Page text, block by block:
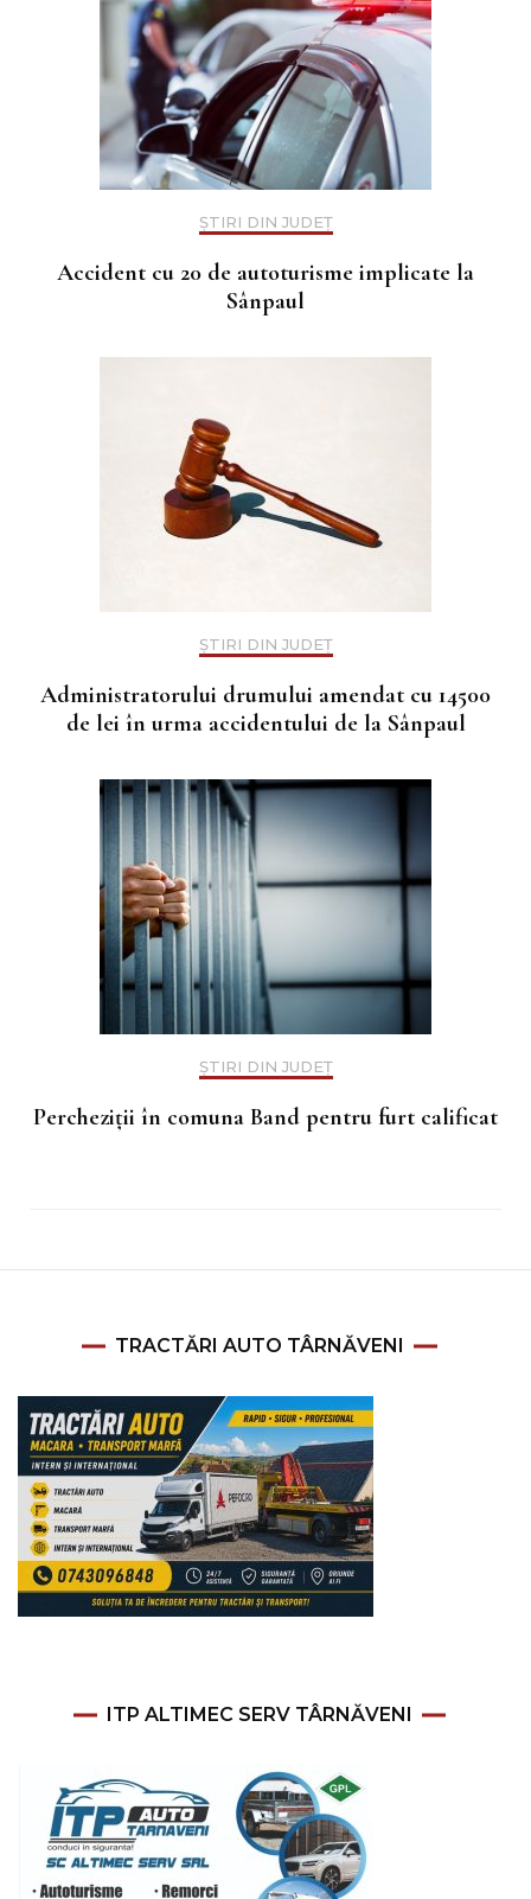
ȘTIRI DIN JUDEȚ
Accident cu 20 de autoturisme implicate la
Sânpaul
ȘTIRI DIN JUDEȚ
Administratorului drumului amendat cu 14500
de lei în urma accidentului de la Sânpaul
ȘTIRI DIN JUDEȚ
Percheziții în comuna Band pentru furt calificat
TRACTĂRI AUTO TÂRNĂVENI
ITP ALTIMEC SERV TÂRNĂVENI